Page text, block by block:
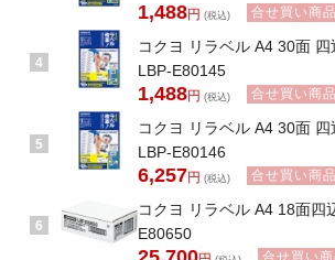
1,488円 (税込) 合せ買い商品
4
コクヨ リラベル A4 30面
LBP-E80145
1,488円 (税込) 合せ買い商品
5
コクヨ リラベル A4 30面
LBP-E80146
6,257円 (税込) 合せ買い商品
6
コクヨ リラベル A4 18面四
E80650